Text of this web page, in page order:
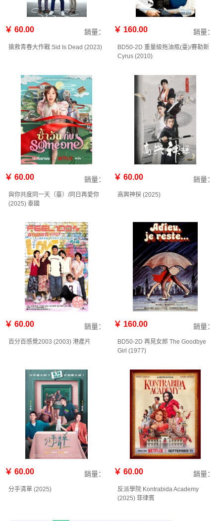
￥ 60.00 銷量：
搶救青春大作戰 Sid Is Dead (2023)
￥ 160.00 銷量：
BD50-2D 重量級拖油瓶(臺)/賽勒斯
Cyrus (2010)
￥ 60.00 銷量：
與你共度同一天（臺）/同日再愛你
(2025) 泰國
￥ 60.00 銷量：
高興神探‎ (2025)
￥ 60.00 銷量：
百分百感覺2003 (2003) 港產片
￥ 160.00 銷量：
BD50-2D 再見女郎 The Goodbye
Girl (1977)
￥ 60.00 銷量：
分手清單 (2025)
￥ 60.00 銷量：
反派學院 Kontrabida Academy
(2025) 菲律賓